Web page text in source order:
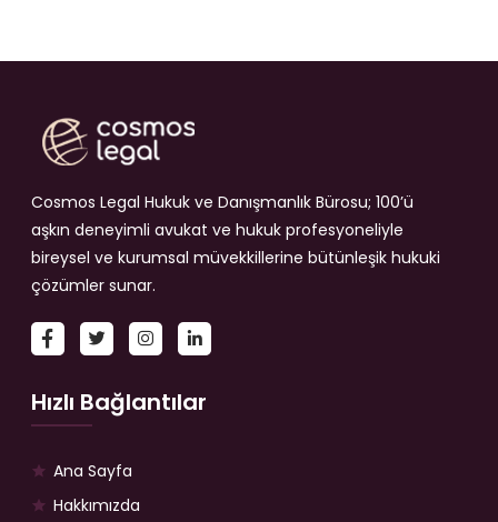
Cosmos Legal Hukuk ve Danışmanlık Bürosu; 100’ü
aşkın deneyimli avukat ve hukuk profesyoneliyle
bireysel ve kurumsal müvekkillerine bütünleşik hukuki
çözümler sunar.
Hızlı Bağlantılar
Ana Sayfa
Hakkımızda